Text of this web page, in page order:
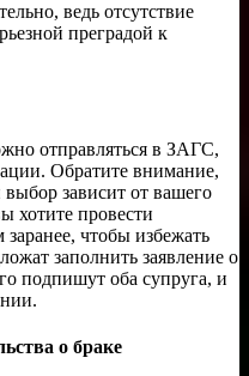
ведь отсутствие
преградой к
отправляться в ЗАГС,
Обратите внимание,
зависит от вашего
хотите провести
чтобы избежать
заполнить заявление о
подпишут оба супруга, и
о браке